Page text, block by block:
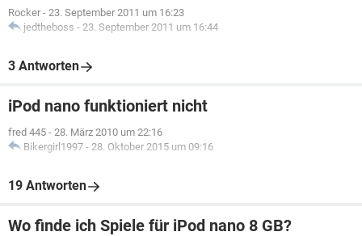
Rocker - 23. September 2011 um 16:23
jedtheboss - 23. September 2011 um 16:44
3 Antworten
iPod nano funktioniert nicht
fred 445 - 28. März 2010 um 22:16
Bikergirl1997 - 28. Oktober 2015 um 09:16
19 Antworten
Wo finde ich Spiele für iPod nano 8 GB?